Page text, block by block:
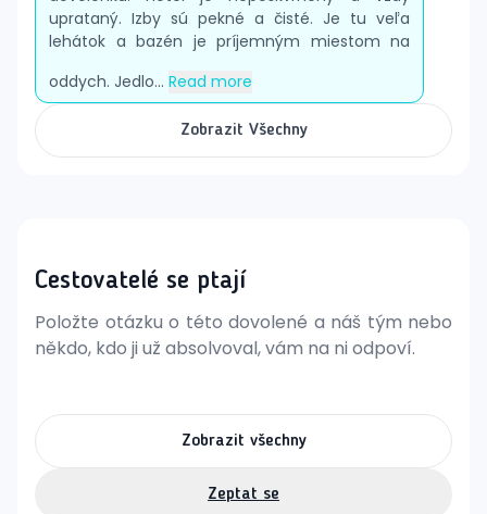
uprataný. Izby sú pekné a čisté. Je tu veľa
lehátok a bazén je príjemným miestom na
oddych. Jedlo... Read more
Zobrazit Všechny
Cestovatelé se ptají
Položte otázku o této dovolené a náš tým nebo
někdo, kdo ji už absolvoval, vám na ni odpoví.
Zobrazit všechny
Zeptat se